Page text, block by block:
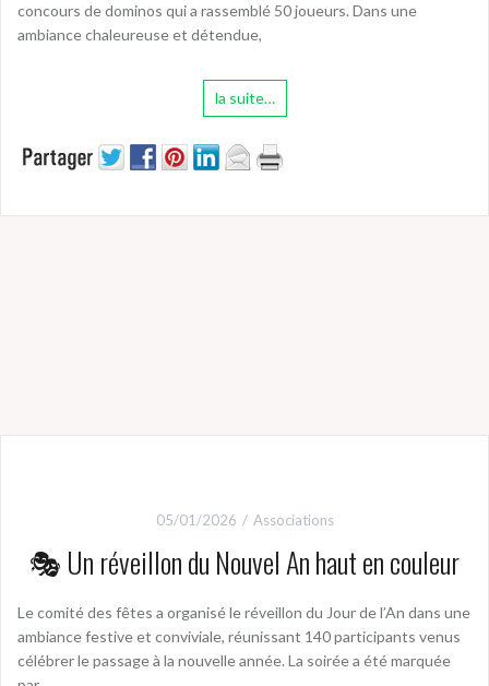
concours de dominos qui a rassemblé 50 joueurs. Dans une
ambiance chaleureuse et détendue,
la suite…
05/01/2026 Associations
🎭 Un réveillon du Nouvel An haut en couleur
Le comité des fêtes a organisé le réveillon du Jour de l’An dans une
ambiance festive et conviviale, réunissant 140 participants venus
célébrer le passage à la nouvelle année. La soirée a été marquée